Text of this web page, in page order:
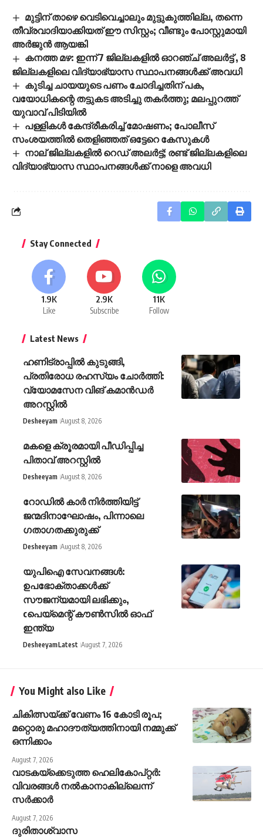
മുട്ടിന് താഴെ വെടിവെച്ചാലും മുട്ടുകുത്തില്ല, തന്നെ
തീവ്രവാദിയാക്കിയത് ഈ സിസ്റ്റം; വീണ്ടും പോസ്റ്റുമായി
അർജുൻ ആയങ്കി
കനത്ത മഴ: ഇന്ന് 7 ജില്ലകളിൽ ഓറഞ്ച് അലർ‌ട്ട് , 8
ജില്ലകളിലെ വിദ്യാഭ്യാസ സ്ഥാപനങ്ങൾക്ക് അവധി
കുടിച്ച ചായയുടെ പണം ചോദിച്ചതിന് പക,
വയോധികന്റെ തട്ടുകട അടിച്ചു തകർത്തു; മലപ്പുറത്ത്
യുവാവ് പിടിയിൽ
പള്ളികൾ കേന്ദ്രീകരിച്ച് മോഷണം; പോലീസ്
സംശയത്തിൽ തെളിഞ്ഞത് ഒട്ടേറെ കേസുകൾ
നാല് ജില്ലകളിൽ റെഡ് അലർട്ട്; രണ്ട് ജില്ലകളിലെ
വിദ്യാഭ്യാസ സ്ഥാപനങ്ങൾക്ക് നാളെ അവധി
Stay Connected
1.9K
Like
2.9K
Subscribe
11K
Follow
Latest News
ഹണിട്രാപ്പിൽ കുടുങ്ങി,
പ്രതിരോധ രഹസ്യം ചോർത്തി:
വ്യോമസേന വിങ് കമാൻഡർ
അറസ്റ്റിൽ
Desheeyam August 8, 2026
മകളെ ക്രൂരമായി പീഡിപ്പിച്ച
പിതാവ് അറസ്റ്റിൽ
Desheeyam August 8, 2026
റോഡിൽ കാർ നിർത്തിയിട്ട്
ജന്മദിനാഘോഷം, പിന്നാലെ
ഗതാഗതക്കുരുക്ക്
Desheeyam August 8, 2026
യുപിഐ സേവനങ്ങൾ:
ഉപഭോക്താക്കൾക്ക്
സൗജന്യമായി ലഭിക്കും,
cപെയ്മെന്റ് കൗൺസിൽ ഓഫ്
ഇന്ത്യ
DesheeyamLatest August 7, 2026
You Might also Like
ചികിത്സയ്ക്ക് വേണം 16 കോടി രൂപ;
മറ്റൊരു മഹാദൗത്യത്തിനായി നമ്മുക്ക്
ഒന്നിക്കാം
August 7, 2026
വാടകയ്‌ക്കെടുത്ത ഹെലികോപ്റ്റർ:
വിവരങ്ങൾ നൽകാനാകില്ലെന്ന്
സർക്കാർ
August 7, 2026
ദുരിതാശ്വാസ